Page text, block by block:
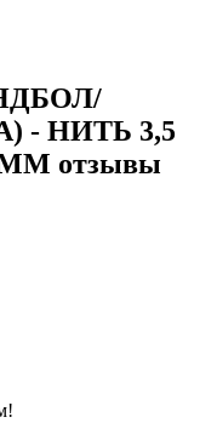
- НИТЬ 3,5
отзывы